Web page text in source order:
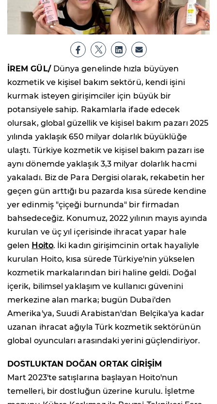
İREM GÜL/ Dünya genelinde hızla büyüyen
kozmetik ve kişisel bakım sektörü, kendi işini
kurmak isteyen girişimciler için büyük bir
potansiyele sahip. Rakamlarla ifade edecek
olursak, global güzellik ve kişisel bakım pazarı 2025
yılında yaklaşık 650 milyar dolarlık büyüklüğe
ulaştı. Türkiye kozmetik ve kişisel bakım pazarı ise
aynı dönemde yaklaşık 3,3 milyar dolarlık hacmi
yakaladı. Biz de Para Dergisi olarak, rekabetin her
geçen gün arttığı bu pazarda kısa sürede kendine
yer edinmiş "çiçeği burnunda" bir firmadan
bahsedeceğiz. Konumuz, 2022 yılının mayıs ayında
kurulan ve üç yıl içerisinde ihracat yapar hale
gelen Hoito. İki kadın girişimcinin ortak hayaliyle
kurulan Hoito, kısa sürede Türkiye'nin yükselen
kozmetik markalarından biri haline geldi. Doğal
içerik, bilimsel yaklaşım ve kullanıcı güvenini
merkezine alan marka; bugün Dubai'den
Amerika'ya, Suudi Arabistan'dan Belçika'ya kadar
uzanan ihracat ağıyla Türk kozmetik sektörünün
global oyuncuları arasındaki yerini güçlendiriyor.
DOSTLUKTAN DOĞAN ORTAK GİRİŞİM
Mart 2023'te satışlarına başlayan Hoito'nun
temelleri, bir dostluğun üzerine kurulu. İşletme